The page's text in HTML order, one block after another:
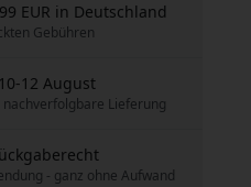
EUR in Deutschland
Gebühren
12 August
nachverfolgbare Lieferung
- ganz ohne Aufwand